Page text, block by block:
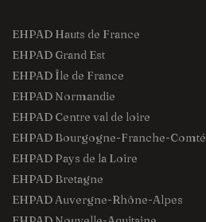
EHPAD Hauts de France
EHPAD Grand Est
EHPAD Île de France
EHPAD Normandie
EHPAD Centre val de loire
EHPAD Bourgogne-Franche-Comté
EHPAD Pays de la Loire
EHPAD Bretagne
EHPAD Auvergne-Rhône-Alpes